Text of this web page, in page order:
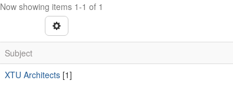
Now showing items 1-1 of 1
Subject
XTU Architects[1]